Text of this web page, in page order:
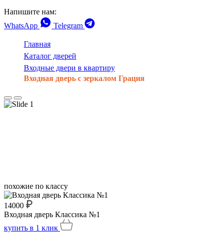
Напишите нам:
WhatsApp
Telegram
Главная
Каталог дверей
Входные двери в квартиру
Входная дверь с зеркалом Грация
похожие по классу
14000
Входная дверь Классика №1
купить в 1 клик